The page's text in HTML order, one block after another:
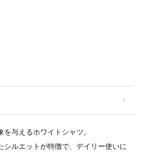
与えるホワイトシャツ。
ルエットが特徴で、デイリー使いに